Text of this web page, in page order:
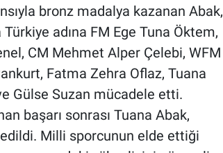
bronz madalya kazanan Abak,
adına FM Ege Tuna Öktem,
CM Mehmet Alper Çelebi, WFM
Fatma Zehra Oflaz, Tuana
Gülse Suzan mücadele etti.
başarı sonrası Tuana Abak,
Milli sporcunun elde ettiği